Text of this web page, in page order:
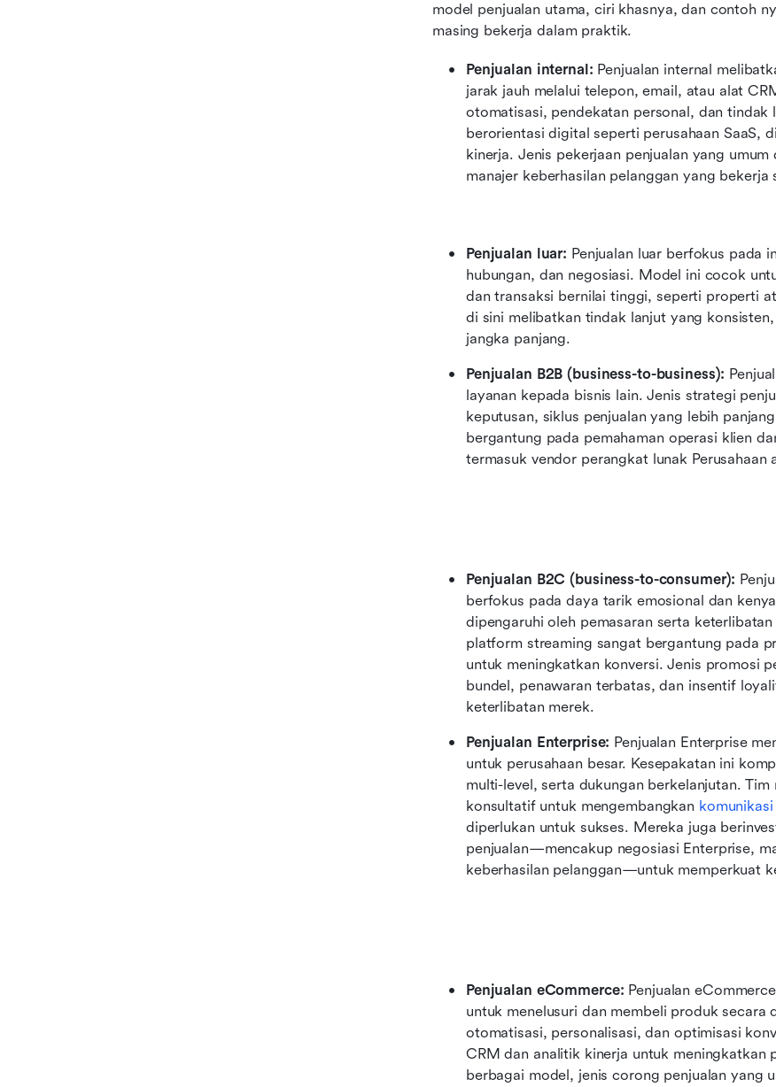
model penjualan utama, ciri khasnya, dan contoh
masing bekerja dalam praktik.
Penjualan internal: Penjualan internal
jarak jauh melalui telepon, email, atau alat
otomatisasi, pendekatan personal, dan
berorientasi digital seperti perusahaan SaaS,
kinerja. Jenis pekerjaan penjualan yang
manajer keberhasilan pelanggan yang
Penjualan luar: Penjualan luar berfokus pada
hubungan, dan negosiasi. Model ini cocok
dan transaksi bernilai tinggi, seperti properti
di sini melibatkan tindak lanjut yang
jangka panjang.
Penjualan B2B (business-to-business):
layanan kepada bisnis lain. Jenis strategi
keputusan, siklus penjualan yang lebih
bergantung pada pemahaman operasi klien
termasuk vendor perangkat lunak Perusahaan
Penjualan B2C (business-to-consumer):
berfokus pada daya tarik emosional dan
dipengaruhi oleh pemasaran serta
platform streaming sangat bergantung pada
untuk meningkatkan konversi. Jenis promosi
bundel, penawaran terbatas, dan insentif
keterlibatan merek.
Penjualan Enterprise: Penjualan Enterprise
untuk perusahaan besar. Kesepakatan ini
multi-level, serta dukungan berkelanjutan.
konsultatif untuk mengembangkan
diperlukan untuk sukses. Mereka juga
penjualan—mencakup negosiasi Enterprise,
keberhasilan pelanggan—untuk memperkuat
Penjualan eCommerce: Penjualan
untuk menelusuri dan membeli produk
otomatisasi, personalisasi, dan optimisasi
CRM dan analitik kinerja untuk meningkatkan
berbagai model, jenis corong penjualan yang